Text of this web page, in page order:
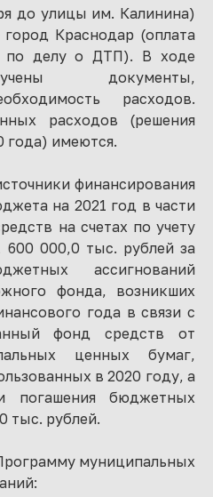
до улицы им. Калинина)
Краснодар (оплата
по делу о ДТП). В ходе
документы,
расходов.
расходов (решения
года) имеются.
финансирования
на 2021 год в части
на счетах по учету
000,0 тыс. рублей за
ассигнований
фонда, возникших
года в связи с
фонд средств от
ценных бумаг,
в 2020 году, а
погашения бюджетных
тыс. рублей.
муниципальных